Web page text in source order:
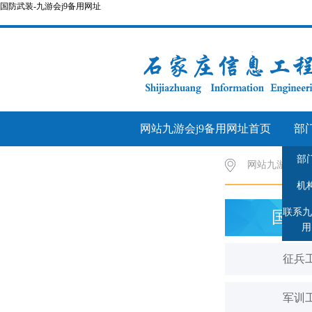
国防武装-九游会j9备用网址
网站九游会j9备用网址首页 部
部
机
联系
网站九游会j9
国防
征兵
军训